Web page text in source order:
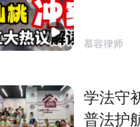
慕容律师
学法守
普法护